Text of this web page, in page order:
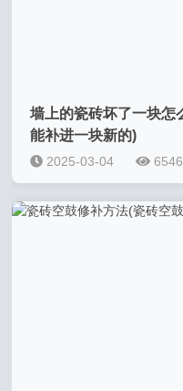
墙上的瓷砖坏了一块怎
能补进一块新的)
2025-03-04 6546